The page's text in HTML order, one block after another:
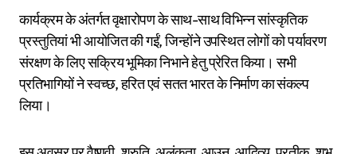
कार्यक्रम के अंतर्गत वृक्षारोपण के साथ-साथ विभिन्न सांस्कृतिक
प्रस्तुतियां भी आयोजित की गईं, जिन्होंने उपस्थित लोगों को पर्यावरण
संरक्षण के लिए सक्रिय भूमिका निभाने हेतु प्रेरित किया। सभी
प्रतिभागियों ने स्वच्छ, हरित एवं सतत भारत के निर्माण का संकल्प
लिया।